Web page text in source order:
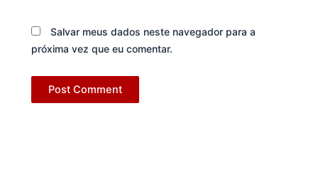
Salvar meus dados neste navegador para a
próxima vez que eu comentar.